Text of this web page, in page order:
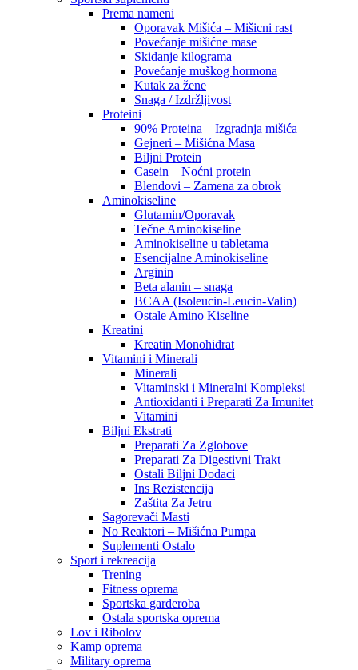
Prema nameni
Oporavak Mišića – Mišicni rast
Povećanje mišićne mase
Skidanje kilograma
Povećanje muškog hormona
Kutak za žene
Snaga / Izdržljivost
Proteini
90% Proteina – Izgradnja mišića
Gejneri – Mišićna Masa
Biljni Protein
Casein – Noćni protein
Blendovi – Zamena za obrok
Aminokiseline
Glutamin/Oporavak
Tečne Aminokiseline
Aminokiseline u tabletama
Esencijalne Aminokiseline
Arginin
Beta alanin – snaga
BCAA (Isoleucin-Leucin-Valin)
Ostale Amino Kiseline
Kreatini
Kreatin Monohidrat
Vitamini i Minerali
Minerali
Vitaminski i Mineralni Kompleksi
Antioxidanti i Preparati Za Imunitet
Vitamini
Biljni Ekstrati
Preparati Za Zglobove
Preparati Za Digestivni Trakt
Ostali Biljni Dodaci
Ins Rezistencija
Zaštita Za Jetru
Sagorevači Masti
No Reaktori – Mišićna Pumpa
Suplementi Ostalo
Sport i rekreacija
Trening
Fitness oprema
Sportska garderoba
Ostala sportska oprema
Lov i Ribolov
Kamp oprema
Military oprema